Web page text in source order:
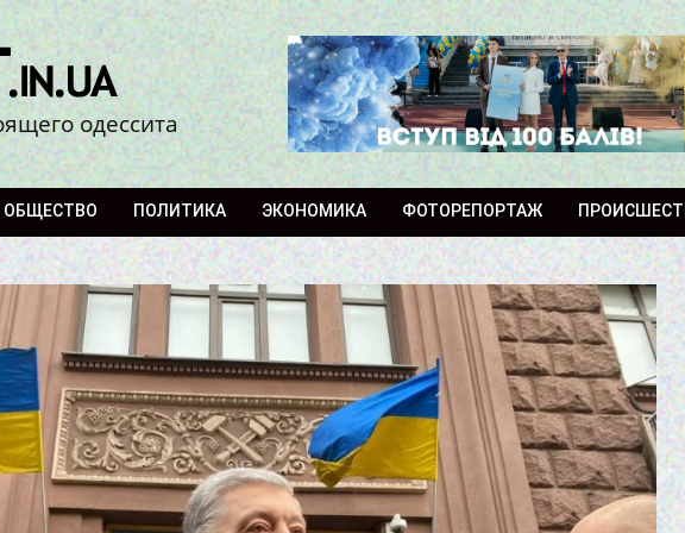
одессита
ОБЩЕСТВО ПОЛИТИКА ЭКОНОМИКА ФОТОРЕПОРТАЖ